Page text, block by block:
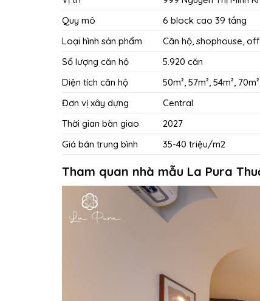
Quy mô
6 block cao 39 tầng
Loại hình sản phẩm
Căn hộ, shophouse,
Số lượng căn hộ
5.920 căn
Diện tích căn hộ
50m², 57m², 54m²,
Đơn vị xây dựng
Central
Thời gian bàn giao
2027
Giá bán trung bình
35-40 triệu/m2
Tham quan nhà mẫu La Pura